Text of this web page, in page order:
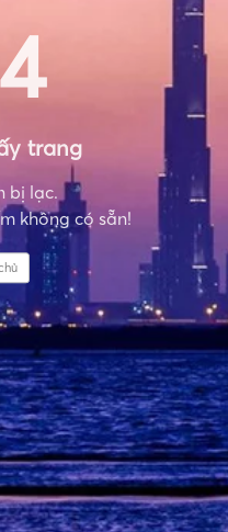
trang
bị lạc.
không có sẵn!